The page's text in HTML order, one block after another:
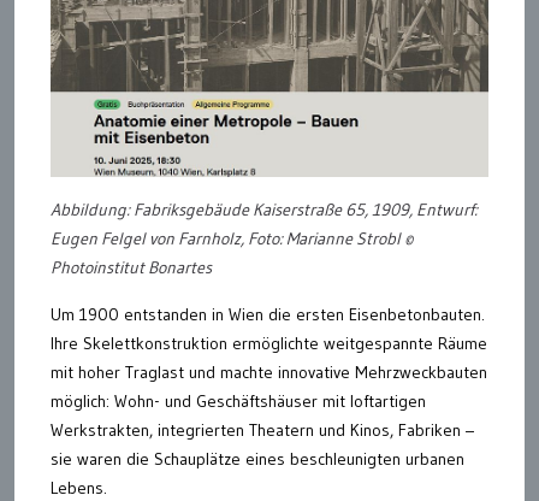
Abbildung: Fabriksgebäude Kaiserstraße 65, 1909, Entwurf:
Eugen Felgel von Farnholz, Foto: Marianne Strobl ©
Photoinstitut Bonartes
Um 1900 entstanden in Wien die ersten Eisenbetonbauten.
Ihre Skelettkonstruktion ermöglichte weitgespannte Räume
mit hoher Traglast und machte innovative Mehrzweckbauten
möglich: Wohn- und Geschäftshäuser mit loftartigen
Werkstrakten, integrierten Theatern und Kinos, Fabriken –
sie waren die Schauplätze eines beschleunigten urbanen
Lebens.